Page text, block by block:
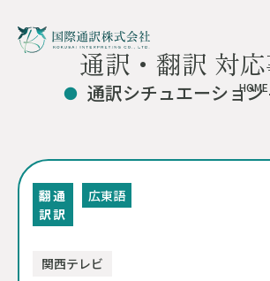
通訳・翻訳 対
HOME
通訳シチュエーション
翻
訳
通
訳
広東語
関西テレビ